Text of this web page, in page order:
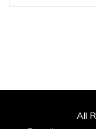
untuk:
All